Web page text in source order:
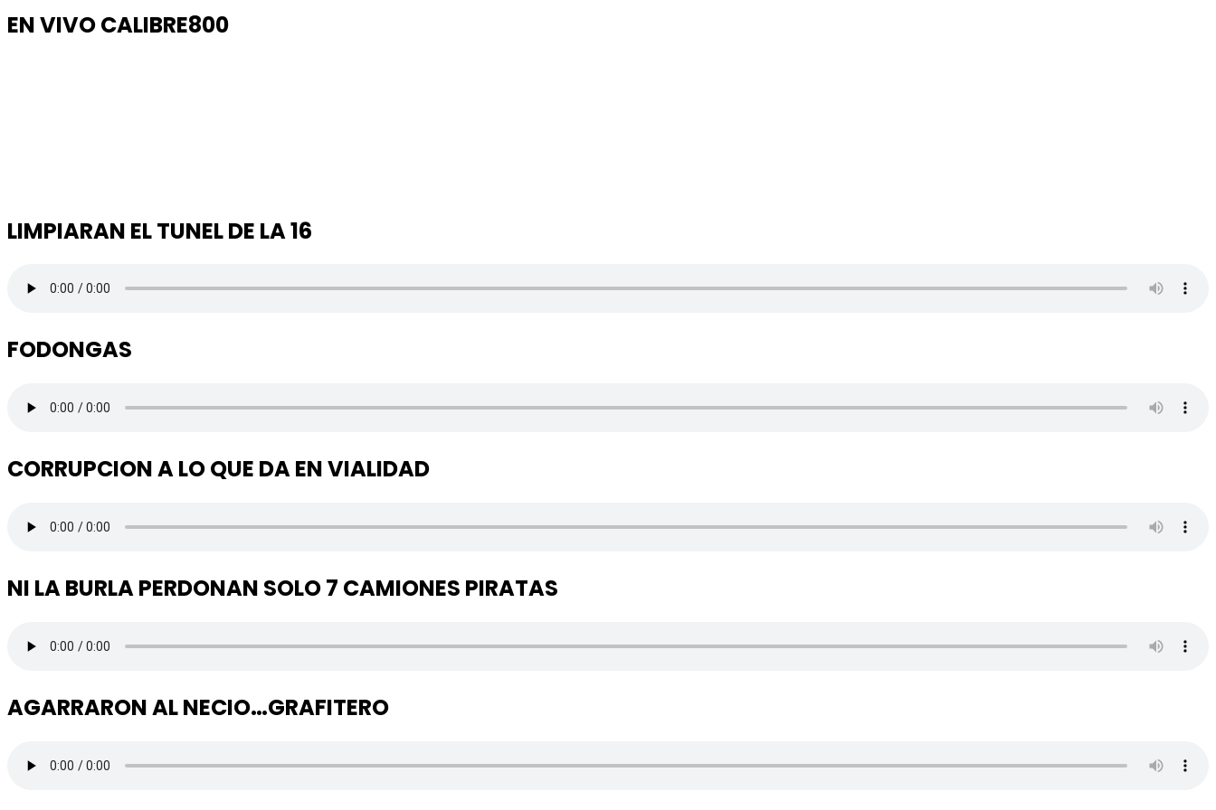
EN VIVO CALIBRE800
LIMPIARAN EL TUNEL DE LA 16
FODONGAS
CORRUPCION A LO QUE DA EN VIALIDAD
NI LA BURLA PERDONAN SOLO 7 CAMIONES PIRATAS
AGARRARON AL NECIO…GRAFITERO